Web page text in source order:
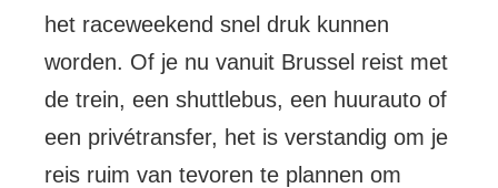
het raceweekend snel druk kunnen
worden. Of je nu vanuit Brussel reist met
de trein, een shuttlebus, een huurauto of
een privétransfer, het is verstandig om je
reis ruim van tevoren te plannen om